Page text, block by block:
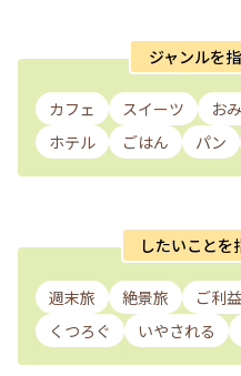
ジャンルを
カフェ スイーツ お
ホテル
ごはん パン
したいことを
週末旅 絶景旅 ご利
くつろぐ
いやされる